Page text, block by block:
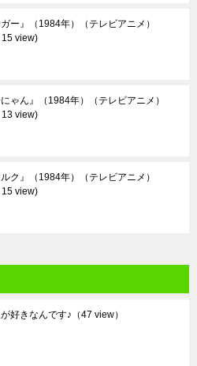
ガー』（1984年）（テレビアニメ）
view
にゃん』（1984年）（テレビアニメ）
view
ルク』（1984年）（テレビアニメ）
view
好きなんです♪ （47 view）